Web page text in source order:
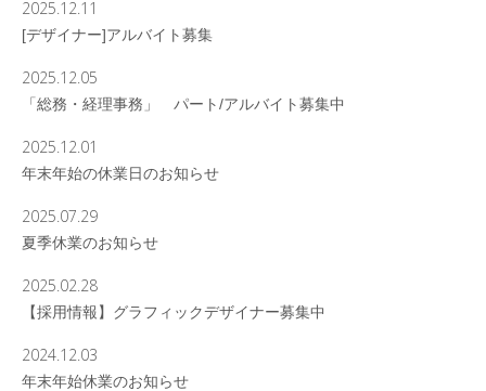
2025.12.11
[デザイナー]アルバイト募集
2025.12.05
「総務・経理事務」 パート/アルバイト募集中
2025.12.01
年末年始の休業日のお知らせ
2025.07.29
夏季休業のお知らせ
2025.02.28
【採用情報】グラフィックデザイナー募集中
2024.12.03
年末年始休業のお知らせ